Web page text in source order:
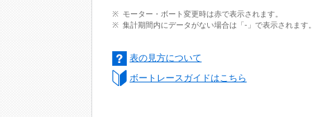
モーター・ボート変更時は赤で表示されます。
集計期間内にデータがない場合は「-」で表示されます。
表の見方について
ボートレースガイドはこちら